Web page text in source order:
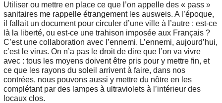
Utiliser ou mettre en place ce que l’on appelle des « pass »
sanitaires me rappelle étrangement les ausweis. A l’époque,
il fallait un document pour circuler d’une ville à l’autre : est-ce
là la liberté, ou est-ce une trahison imposée aux Français ?
C’est une collaboration avec l’ennemi. L’ennemi, aujourd’hui,
c’est le virus. On n’a pas le droit de dire que l’on va vivre
avec : tous les moyens doivent être pris pour y mettre fin, et
ce que les rayons du soleil arrivent à faire, dans nos
contrées, nous pouvons aussi y mettre du nôtre en les
complétant par des lampes à ultraviolets à l’intérieur des
locaux clos.